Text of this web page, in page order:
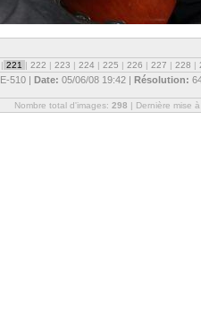
| 221 | 222 | 223 | 224 | 225 | 226 | 227 | 228 |
E-510 | Date: 05/06/08 19:42 | Résolution:
Nombre total d'images: 298 | Dernière mise